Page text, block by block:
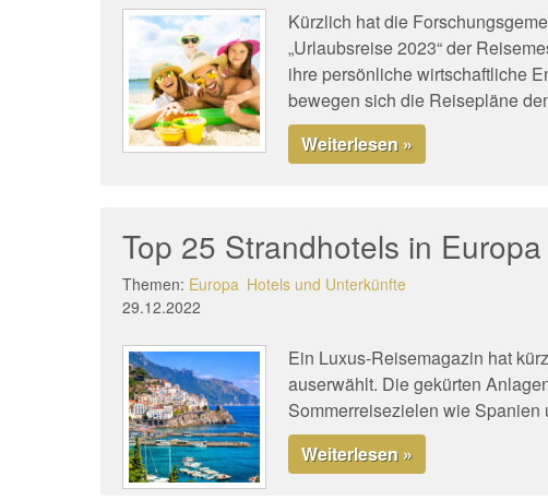
Kürzlich hat die
„Urlaubsreise 2023“ der
ihre persönliche wirtschaftliche
bewegen sich die Reisepläne
Weiterlesen »
Top 25 Strandhotels in
Themen: Europa Hotels und Unterkünfte
29.12.2022
Ein Luxus-Reisemagazin hat
auserwählt. Die gekürten
Sommerreisezielen wie
Weiterlesen »